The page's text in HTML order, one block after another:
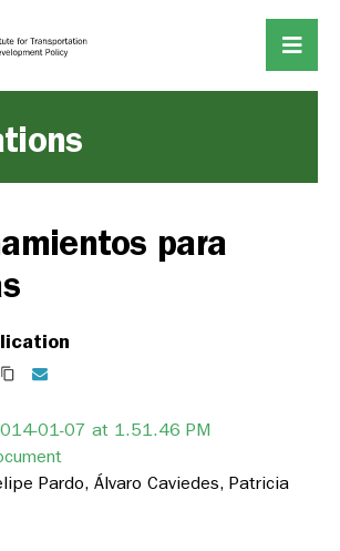
para
Pardo, Álvaro Caviedes, Patricia